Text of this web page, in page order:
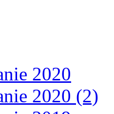
2020
2020 (2)